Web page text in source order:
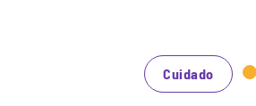
Cuidado